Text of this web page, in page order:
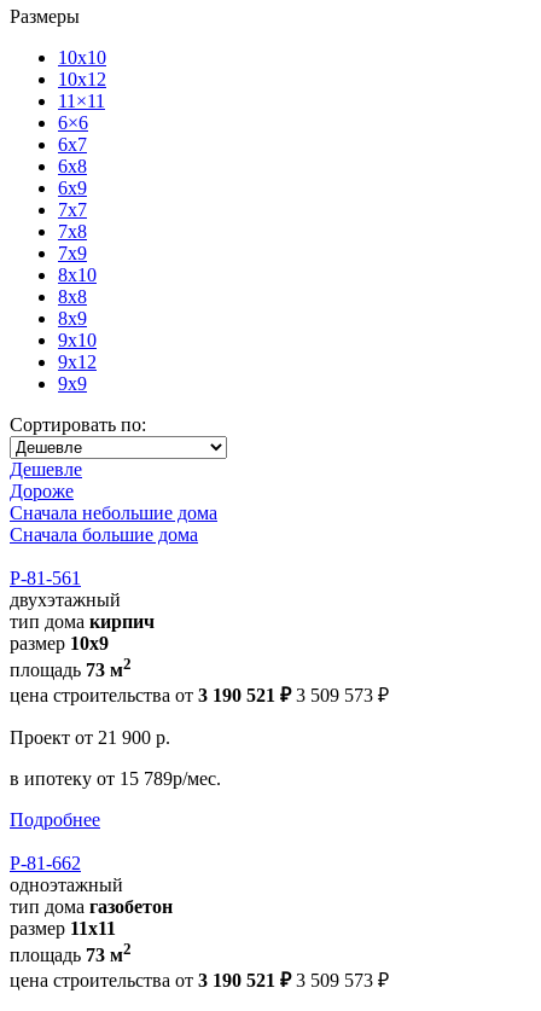
Размеры
10x10
10x12
11×11
6×6
6x7
6x8
6x9
7x7
7x8
7x9
8x10
8x8
8x9
9x10
9x12
9x9
Сортировать по:
Дешевле
Дороже
Сначала небольшие дома
Сначала большие дома
Р-81-561
двухэтажный
тип дома кирпич
размер 10х9
площадь 73 м2
цена строительства от 3 190 521 ₽ 3 509 573 ₽
Проект от 21 900 р.
в ипотеку от 15 789р/мес.
Подробнее
Р-81-662
одноэтажный
тип дома газобетон
размер 11x11
площадь 73 м2
цена строительства от 3 190 521 ₽ 3 509 573 ₽